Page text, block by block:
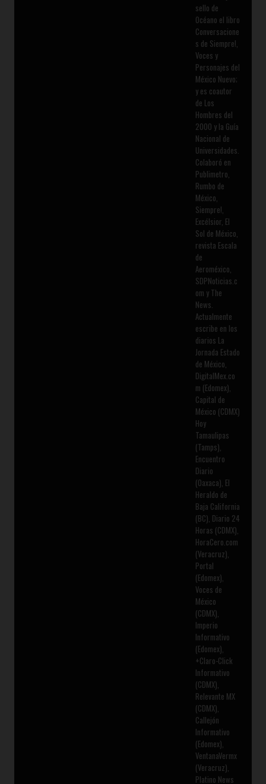
sello de
Océano el libro
Conversacione
s de Siempre!,
Voces y
Personajes del
México Nuevo;
y es coautor
de Los
Hombres del
2000 y la Guía
Nacional de
Universidades.
Colaboró en
Publimetro,
Rumbo de
México,
Siempre!,
Excélsior, El
Sol de México,
revista Escala
de
Aeroméxico,
SDPNoticias.c
om y The
News.
Actualmente
escribe en los
diarios La
Jornada Estado
de México,
DigitalMex.co
m (Edomex),
Capital de
México (CDMX)
Hoy
Tamaulipas
(Tamps),
Encuentro
Diario
(Oaxaca), El
Heraldo de
Baja California
(BC), Diario 24
Horas (CDMX),
HoraCero.com
(Veracruz),
Portal
(Edomex),
Voces de
México
(CDMX),
Imperio
Informativo
(Edomex),
+Claro-Click
Informativo
(CDMX),
Relevante MX
(CDMX),
Callejón
Informativo
(Edomex),
VentanaVermx
(Veracruz),
Platino News